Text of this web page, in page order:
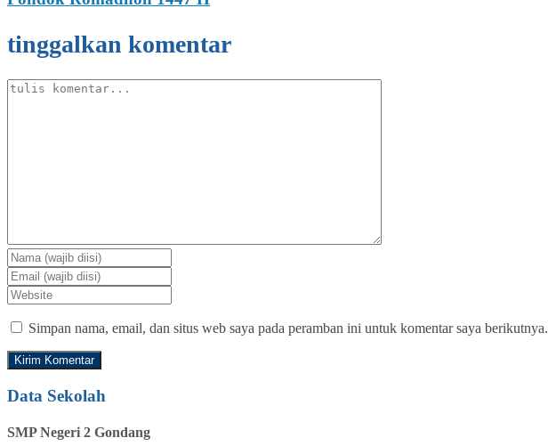
tinggalkan komentar
Simpan nama, email, dan situs web saya pada peramban ini untuk komentar saya berikutnya.
Data Sekolah
SMP Negeri 2 Gondang